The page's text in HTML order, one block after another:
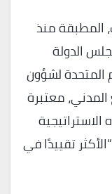
المطبقة منذ
مجلس الدولة
المتحدة لشؤون
معتبرة
تقييدًا في